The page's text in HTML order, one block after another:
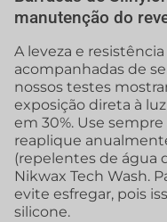
manutenção do
A leveza e
acompanhadas de
nossos testes
exposição direta à
em 30%. Use
reaplique
(repelentes de água
Nikwax Tech Wash.
evite esfregar, pois
silicone.